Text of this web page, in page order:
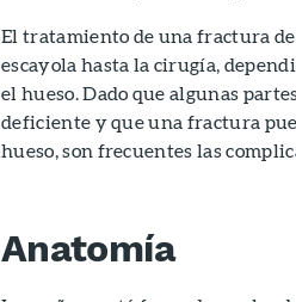
El tratamiento de una fractura
escayola hasta la cirugía,
el hueso. Dado que algunas
deficiente y que una fractura
hueso, son frecuentes las
Anatomía